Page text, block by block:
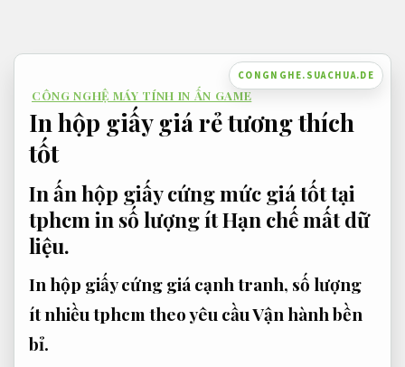
dung
CONGNGHE.SUACHUA.DE
CÔNG NGHỆ MÁY TÍNH IN ẤN GAME
In hộp giấy giá rẻ tương thích
tốt
In ấn hộp giấy cứng mức giá tốt tại
tphcm in số lượng ítHạn chế mất dữ
liệu.
In hộp giấy cứng giá cạnh tranh, số lượng
ít nhiều tphcm theo yêu cầuVận hành bền
bỉ.